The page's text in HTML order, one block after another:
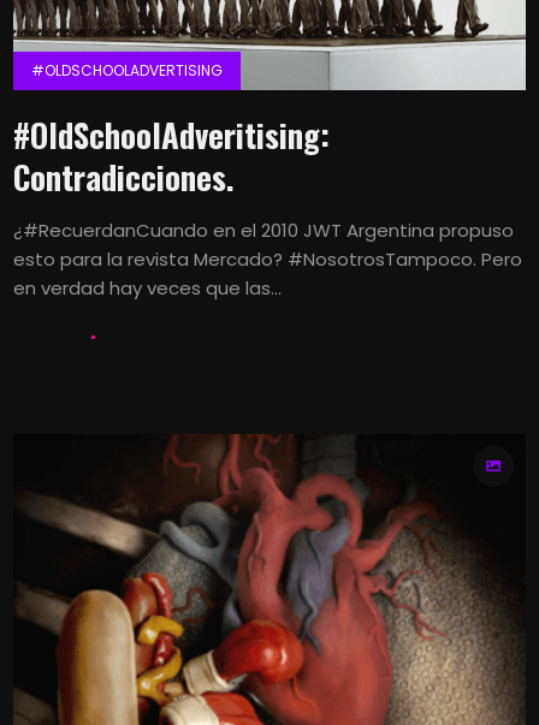
#OLDSCHOOLADVERTISING
#OldSchoolAdveritising:
Contradicciones.
¿#RecuerdanCuando en el 2010 JWT Argentina propuso
esto para la revista Mercado? #NosotrosTampoco. Pero
en verdad hay veces que las...